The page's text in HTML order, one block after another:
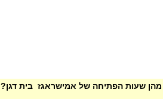
מהן שעות הפתיחה של אמישראגז בית דגן?